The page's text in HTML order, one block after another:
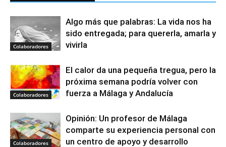
Colaboradores
Algo más que palabras: La vida nos ha
sido entregada; para quererla, amarla y
vivirla
Colaboradores
El calor da una pequeña tregua, pero la
próxima semana podría volver con
fuerza a Málaga y Andalucía
Colaboradores
Opinión: Un profesor de Málaga
comparte su experiencia personal con
un centro de apoyo y desarrollo